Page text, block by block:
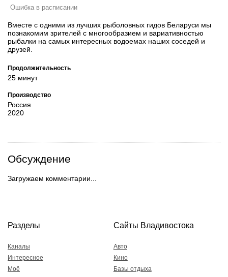
Ошибка в расписании
Вместе с одними из лучших рыболовных гидов Беларуси мы
познакомим зрителей с многообразием и вариативностью
рыбалки на самых интересных водоемах наших соседей и
друзей.
Продолжительность
25 минут
Производство
Россия
2020
Обсуждение
Загружаем комментарии...
Разделы
Каналы
Интересное
Моё
Сайты Владивостока
Авто
Кино
Базы отдыха